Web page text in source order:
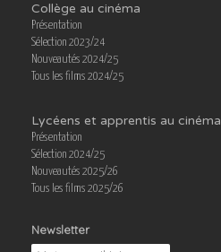
Collège au cinéma
Présentation
Sélection 2023/24
Nouveautés 2024/25
Tous les films 2024/25
Lycéens et apprentis au cinéma
Présentation
Sélection 2024/25
Nouveautés 2025/26
Tous les films 2025/26
Newsletter